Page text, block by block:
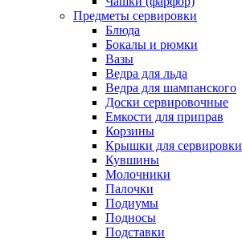
Предметы сервировки
Блюда
Бокалы и рюмки
Вазы
Ведра для льда
Ведра для шампанского
Доски сервировочные
Емкости для приправ
Корзины
Крышки для сервировки
Кувшины
Молочники
Палочки
Подиумы
Подносы
Подставки